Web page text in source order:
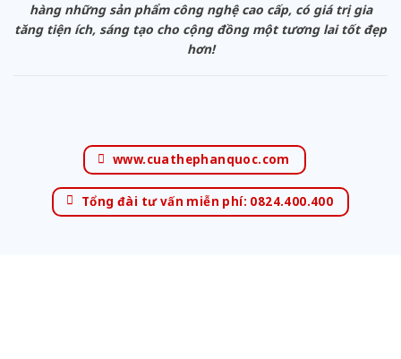
hàng những sản phẩm công nghệ cao cấp, có giá trị gia
tăng tiện ích, sáng tạo cho cộng đồng một tương lai tốt đẹp
hơn!
www.cuathephanquoc.com
Tổng đài tư vấn miễn phí: 0824.400.400